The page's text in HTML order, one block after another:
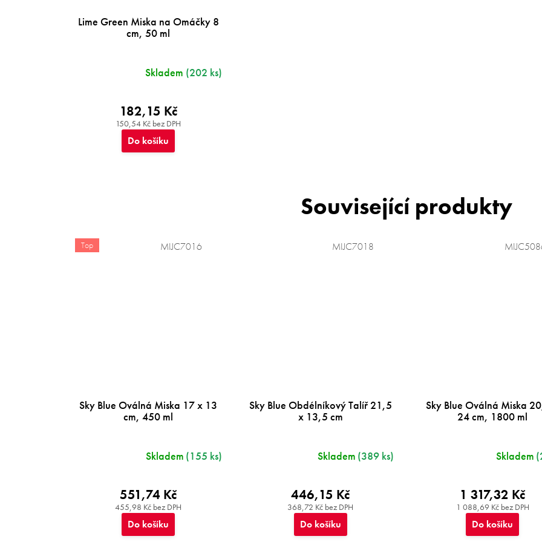
Lime Green Miska na Omáčky 8
cm, 50 ml
Skladem (202 ks)
150,54 Kč bez DPH
182,15 Kč
Do košíku
Související produkty
Top
Sky Blue Oválná Miska 17 x 13
cm, 450 ml
Skladem (155 ks)
455,98 Kč bez DPH
551,74 Kč
Do košíku
MIJC7016
Sky Blue Obdélníkový Talíř 21,5
x 13,5 cm
Skladem (389 ks)
368,72 Kč bez DPH
446,15 Kč
Do košíku
MIJC7018
Sky Blue Oválná Miska
24 cm, 1800 ml
Skladem
1 088,69 Kč bez DPH
1 317,32 Kč
Do košíku